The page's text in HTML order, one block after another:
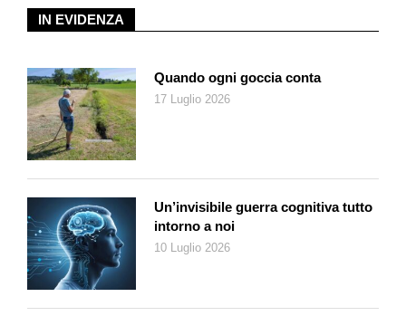
confronti di chi è scettico e non vuole far vaccinare i propri figli:
sottovalutato l’aspetto dei vaccino-esitanti, dicendo loro che i
vaccini sono importanti, senza stare ad ascoltare i loro dubbi,
le loro paure, il loro punto di vista. A un certo punto, mi sono
messo nei loro panni, ho dubitato delle mie certezze assolute e
soprattutto di come volevo imporle, e grazie alla
cambiato atteggiamento».
Nell’imporre il sapere sull’importanza dei vaccini, il medico è
percepito come qualcuno che si pone su un piedistallo,
trascurando il dialogo, l’empatia, l’ascolto dell’altro e
l’accoglienza delle sue ragioni: «A un certo punto, ho capito
IN EVIDENZA
Quando ogni goccia conta
17 Luglio 2026
Un’invisibile guerra cognitiva tutto
intorno a noi
10 Luglio 2026